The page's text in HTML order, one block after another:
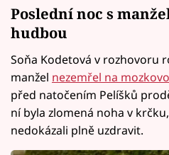
Poslední noc s
hudbou
Soňa Kodetová v rozhovoru
manžel nezemřel na
před natočením Pelíšků
ní byla zlomená noha v
nedokázali plně uzdravit.